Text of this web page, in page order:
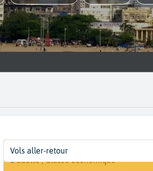
Départ
De...
Dates
Dates de votre voyage
Voyageurs | Classe
1 adulte | Classe économique
Vols aller-retour